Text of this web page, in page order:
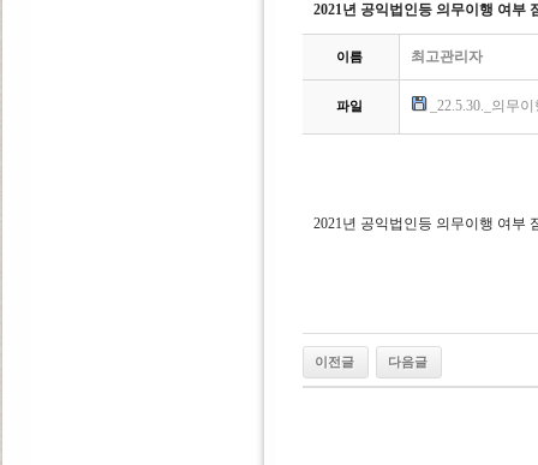
2021년 공익법인등 의무이행 여부
이름 최고관리자
파일 _22.5.30._의무
2021년 공익법인등 의무이행 여부
이전글 다음글